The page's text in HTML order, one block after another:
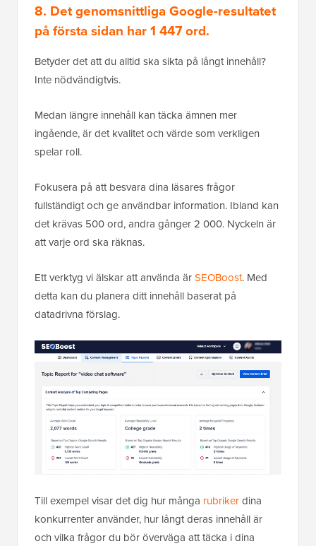
8. Det genomsnittliga Google-resultatet
på första sidan har 1 447 ord.
Betyder det att du alltid ska sikta på långt innehåll?
Inte nödvändigtvis.
Medan längre innehåll kan täcka ämnen mer
ingående, är det kvalitet och värde som verkligen
spelar roll.
Fokusera på att besvara dina läsares frågor
fullständigt och ge användbar information. Ibland kan
det krävas 500 ord, andra gånger 2 000. Nyckeln är
att varje ord ska räknas.
Ett verktyg vi älskar att använda ärSEOBoost. Med
detta kan du planera ditt innehåll baserat på
datadrivna förslag.
Till exempel visar det dig hur många rubrikerdina
konkurrenter använder, hur långt deras innehåll är
och vilka frågor du bör överväga att täcka i dina